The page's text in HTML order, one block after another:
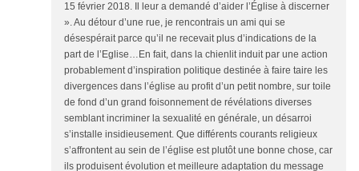
15 février 2018. Il leur a demandé d’aider l’Église à discerner
». Au détour d’une rue, je rencontrais un ami qui se
désespérait parce qu’il ne recevait plus d’indications de la
part de l’Eglise…En fait, dans la chienlit induit par une action
probablement d’inspiration politique destinée à faire taire les
divergences dans l’église au profit d’un petit nombre, sur toile
de fond d’un grand foisonnement de révélations diverses
semblant incriminer la sexualité en générale, un désarroi
s’installe insidieusement. Que différents courants religieux
s’affrontent au sein de l’église est plutôt une bonne chose, car
ils produisent évolution et meilleure adaptation du message